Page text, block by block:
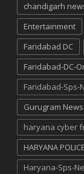
chandigarh
Entertainment
Faridabad DC
Faridabad-DC-
Faridabad-Sps-
Gurugram News
haryana cyber
HARYANA POLICE
Haryana-Sps-